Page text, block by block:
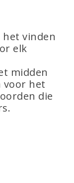
vinden
elk
midden
voor het
die